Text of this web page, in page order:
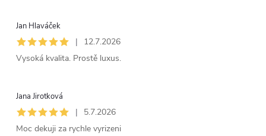
o
c
e
n
Jan Hlaváček
|
12.7.2026
Vysoká kvalita. Prostě luxus.
Jana Jirotková
|
5.7.2026
Moc dekuji za rychle vyrizeni